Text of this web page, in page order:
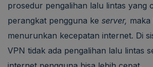
prosedur pengalihan lalu lintas yang
perangkat pengguna ke server,
menurunkan kecepatan internet. Di
VPN tidak ada pengalihan lalu lintas